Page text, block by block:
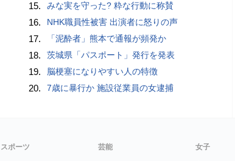
15. みな実を守った? 粋な行動に称賛
16. NHK職員性被害 出演者に怒りの声
17. 「泥酔者」熊本で通報が頻発か
18. 茨城県「パスポート」発行を発表
19. 脳梗塞になりやすい人の特徴
20. 7歳に暴行か 施設従業員の女逮捕
スポーツ 芸能 女子